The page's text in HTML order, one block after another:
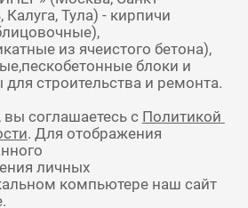
Калуга, Тула) - кирпичи
блоки и
вы соглашаетесь с
Политикой
. Для отображения